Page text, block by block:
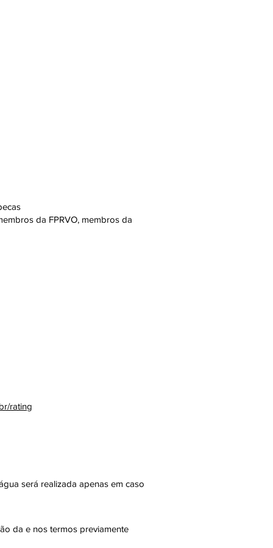
da FPRVO, membros da
rating
será realizada apenas em caso
da e nos termos previamente